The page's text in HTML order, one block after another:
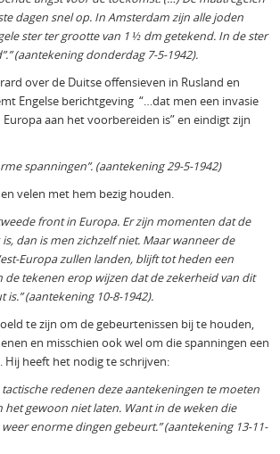
dagen snel op. In Amsterdam zijn alle joden
ster ter grootte van 1 ½ dm getekend. In de ster
(aantekening donderdag 7-5-1942).
over de Duitse offensieven in Rusland en
Engelse berichtgeving “…dat men een invasie
aan het voorbereiden is” en eindigt zijn
spanningen”. (aantekening 29-5-1942)
velen met hem bezig houden.
front in Europa. Er zijn momenten dat de
dan is men zichzelf niet. Maar wanneer de
Europa zullen landen, blijft tot heden een
de tekenen erop wijzen dat de zekerheid van dit
(aantekening 10-8-1942).
te zijn om de gebeurtenissen bij te houden,
en misschien ook wel om die spanningen een
Hij heeft het nodig te schrijven:
redenen deze aantekeningen te moeten
het gewoon niet laten. Want in de weken die
enorme dingen gebeurt.” (aantekening 13-11-